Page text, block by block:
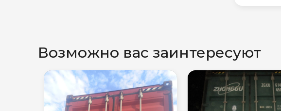
Возможно вас заинтересуют